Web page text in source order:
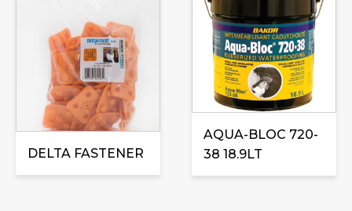
DELTA FASTENER
plusieurs
variations.
options
peuvent
être
choisies
sur
AQUA-BLOC 720-
38 18.9LT